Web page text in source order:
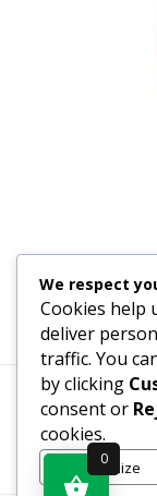
We respect
Cookies help
deliver
traffic. You
by clicking
consent or
cookies.
Customize
0